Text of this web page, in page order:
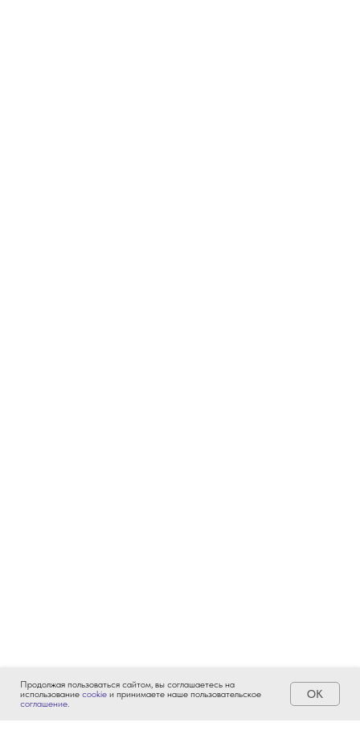
Продолжая пользоваться сайтом, вы соглашаетесь на
использование cookie и принимаете наше пользовательское
соглашение.
ОК